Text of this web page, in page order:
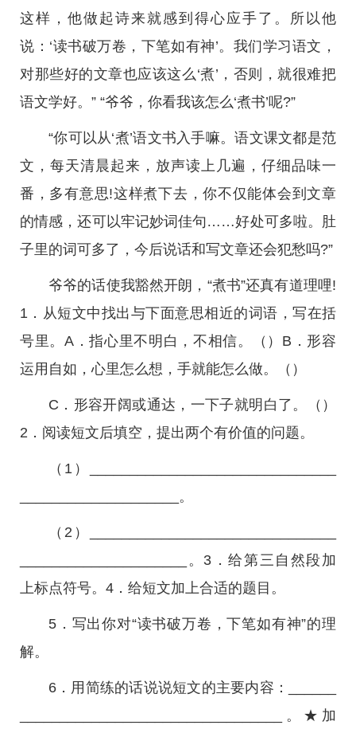
这样，他做起诗来就感到得心应手了。所以他
说：‘读书破万卷，下笔如有神’。我们学习语文，
对那些好的文章也应该这么‘煮’，否则，就很难把
语文学好。” “爷爷，你看我该怎么‘煮书’呢?”
“你可以从‘煮’语文书入手嘛。语文课文都是范
文，每天清晨起来，放声读上几遍，仔细品味一
番，多有意思!这样煮下去，你不仅能体会到文章
的情感，还可以牢记妙词佳句……好处可多啦。肚
子里的词可多了，今后说话和写文章还会犯愁吗?”
爷爷的话使我豁然开朗，“煮书”还真有道理哩!
1．从短文中找出与下面意思相近的词语，写在括
号里。A．指心里不明白，不相信。（）B．形容
运用自如，心里怎么想，手就能怎么做。（）
C．形容开阔或通达，一下子就明白了。（）
2．阅读短文后填空，提出两个有价值的问题。
（1）_______________________________
____________________。
（2）_______________________________
_____________________。3．给第三自然段加
上标点符号。4．给短文加上合适的题目。
5．写出你对“读书破万卷，下笔如有神”的理
解。
6．用简练的话说说短文的主要内容：______
_________________________________。★加